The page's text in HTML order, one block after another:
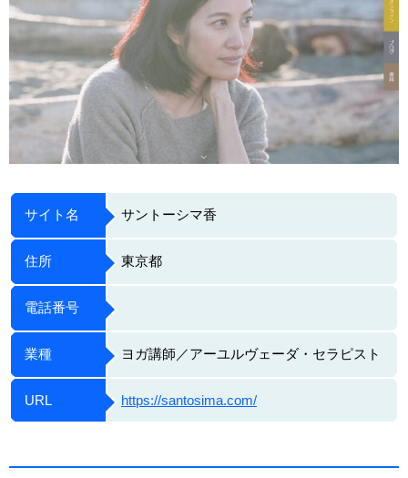
サイト名 サントーシマ香
住所 東京都
電話番号
業種 ヨガ講師／アーユルヴェーダ・セラピスト
URL https://santosima.com/